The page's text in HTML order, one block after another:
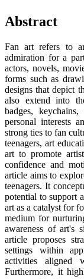
Abstract
Fan art refers to
admiration for a
actors, novels,
forms such as
designs that depict
also extend into
badges,
personal interests
strong ties to fan
teenagers, art
art to promote
confidence and
article aims to
teenagers. It
potential to support
art as a catalyst for
medium for
awareness of art's
article proposes
settings within
activities aligned
Furthermore, it